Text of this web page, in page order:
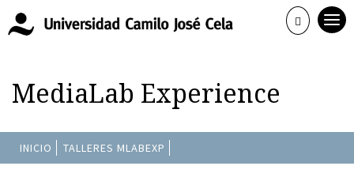
MediaLab Experience
INICIO TALLERES MLABEXP